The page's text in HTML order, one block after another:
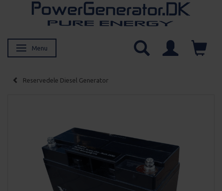
Skifte navigation
Menu
Reservedele Diesel Generator